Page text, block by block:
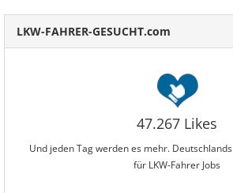
LKW-FAHRER-GESUCHT.com
47.267 Likes
Und jeden Tag werden es mehr.
für LKW-Fahrer Jobs